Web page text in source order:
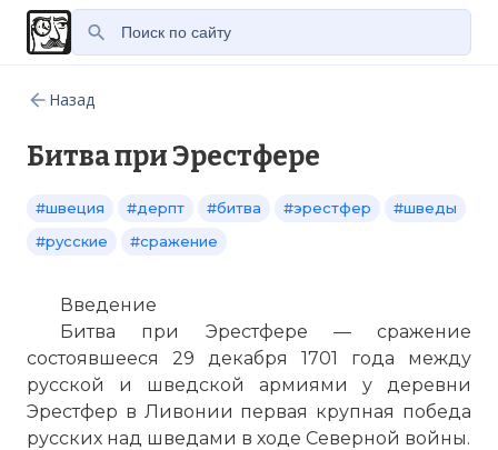
Назад
Битва при Эрестфере
#швеция #дерпт #битва #эрестфер
#шведы
#русские
#сражение
Введение
Битва при Эрестфере — сражение
состоявшееся 29 декабря 1701 года между
русской и шведской армиями у деревни
Эрестфер в Ливонии первая крупная победа
русских над шведами в ходе Северной войны.